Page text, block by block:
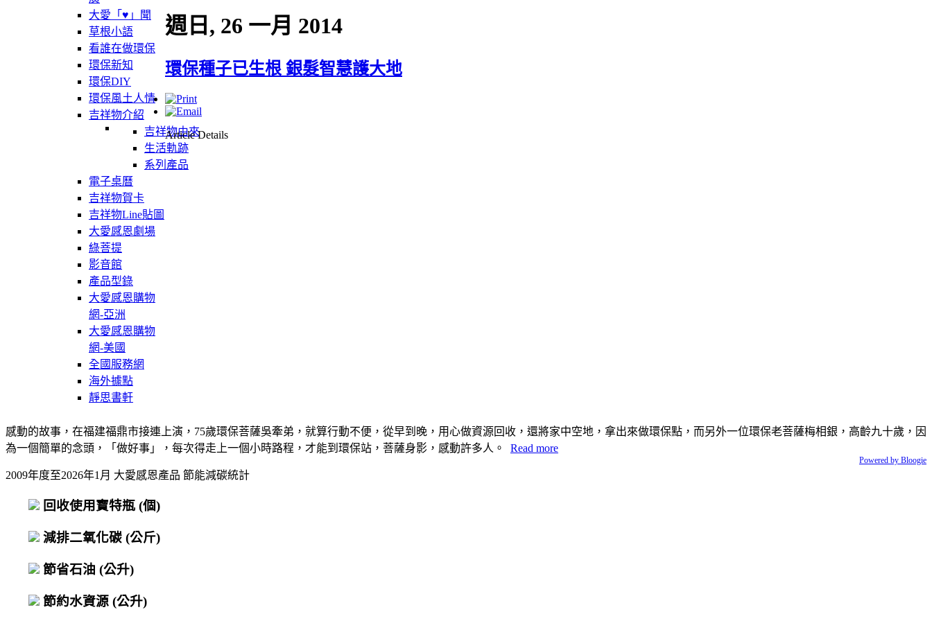
大愛「♥」聞
草根小語
看誰在做環保
環保新知
環保DIY
環保風土人情
吉祥物介紹
吉祥物由來
生活軌跡
系列產品
電子桌曆
吉祥物賀卡
吉祥物Line貼圖
大愛感恩劇場
綠菩提
影音館
產品型錄
大愛感恩購物
網-亞洲
大愛感恩購物
網-美國
全國服務網
海外據點
靜思書軒
週日, 26 一月 2014
環保種子已生根 銀髮智慧護大地
Article Details
感動的故事，在福建福鼎市接連上演，75歲環保菩薩吳牽弟，就算行動不便，從早到晚，用心做資源回收，還將家中空地，拿出來做環保點，而另外一位環保老菩薩梅相銀，高齡九十歲，因
為一個簡單的念頭，「做好事」，每次得走上一個小時路程，才能到環保站，菩薩身影，感動許多人。 Read more
Powered by Bloogie
2009年度至2026年1月 大愛感恩產品 節能減碳統計
回收使用寶特瓶 (個)
減排二氧化碳 (公斤)
節省石油 (公升)
節約水資源 (公升)